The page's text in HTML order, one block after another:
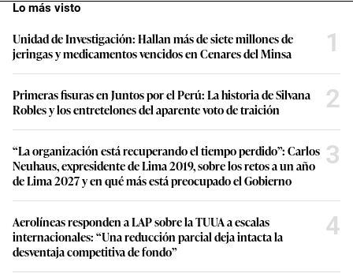
Lo más visto
Unidad de Investigación: Hallan más de siete millones de
jeringas y medicamentos vencidos en Cenares del Minsa
1
Primeras fisuras en Juntos por el Perú: La historia de Silvana
Robles y los entretelones del aparente voto de traición
2
“La organización está recuperando el tiempo perdido”: Carlos
Neuhaus, expresidente de Lima 2019, sobre los retos a un año
de Lima 2027 y en qué más está preocupado el Gobierno
3
Aerolíneas responden a LAP sobre la TUUA a escalas
internacionales: “Una reducción parcial deja intacta la
desventaja competitiva de fondo”
4